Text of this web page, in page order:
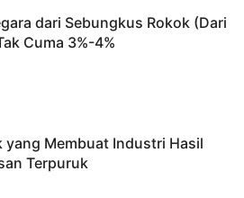
dari Sebungkus Rokok (Dari
Cuma 3%-4%
yang Membuat Industri Hasil
Terpuruk